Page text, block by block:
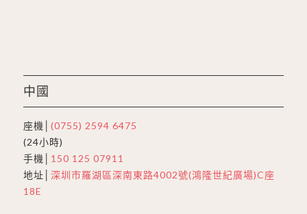
中國
座機│ (0755) 2594 6475
(24小時)
手機│ 150 125 07911
地址│ 深圳市羅湖區深南東路4002號(鴻隆世紀廣場)C座
18E